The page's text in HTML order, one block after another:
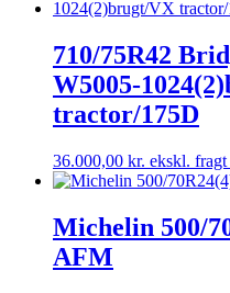
710/75R42
W5005-
tractor/175D
36.000,00 kr. ekskl. fragt
Michelin 500/
AFM